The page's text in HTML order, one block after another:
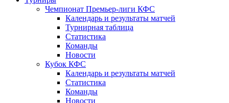
Чемпионат Премьер-лиги КФС
Календарь и результаты матчей
Турнирная таблица
Статистика
Команды
Новости
Кубок КФС
Календарь и результаты матчей
Статистика
Команды
Новости